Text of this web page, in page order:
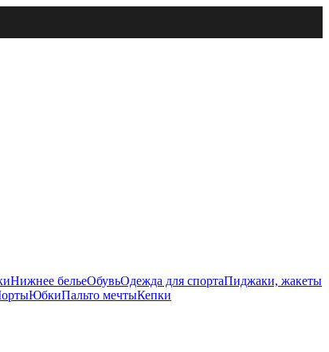
Нижнее бельеОбувьОдежда для спортаПиджаки, жакеты
ЮбкиПальто мечтыКепки